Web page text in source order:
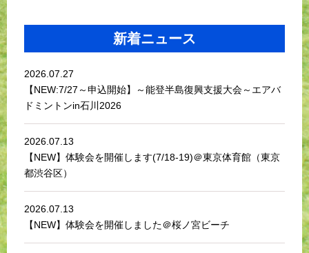
新着ニュース
2026.07.27
【NEW:7/27～申込開始】～能登半島復興支援大会～エアバ
ドミントンin石川2026
2026.07.13
【NEW】体験会を開催します(7/18-19)＠東京体育館（東京
都渋谷区）
2026.07.13
【NEW】体験会を開催しました＠桜ノ宮ビーチ